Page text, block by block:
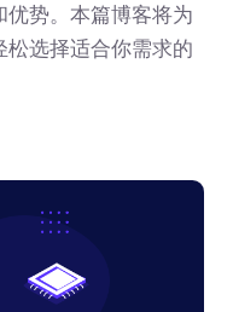
势。本篇博客将为
选择适合你需求的